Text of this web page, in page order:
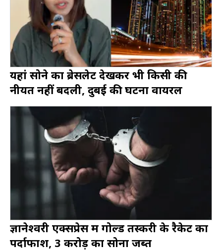
यहां सोने का ब्रेसलेट देखकर भी किसी की
नीयत नहीं बदली, दुबई की घटना वायरल
ज्ञानेश्वरी एक्सप्रेस में गोल्ड तस्करी के रैकेट का
पर्दाफाश, 3 करोड़ का सोना जब्त